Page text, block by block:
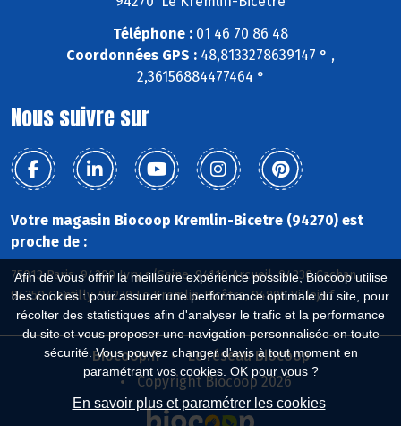
Afin de vous offrir la meilleure expérience possible, Biocoop utilise
des cookies : pour assurer une performance optimale du site, pour
récolter des statistiques afin d'analyser le trafic et la performance
du site et vous proposer une navigation personnalisée en toute
sécurité. Vous pouvez changer d'avis à tout moment en
paramétrant vos cookies. OK pour vous ?
En savoir plus et paramétrer les cookies
Téléphone : 01 46 70 86 48
Coordonnées GPS : 48,8133278639147 ° ,
2,36156884477464 °
Nous suivre sur
Votre magasin Biocoop Kremlin-Bicetre (94270) est
proche de :
75013 Paris, 94200 Ivry s/Seine, 94110 Arcueil, 94230 Cachan,
94250 Gentilly, 94270 Le Kremlin-Bicêtre, 94800 Villejuif
Biocoop.fr
Le réseau Biocoop
Copyright Biocoop 2026